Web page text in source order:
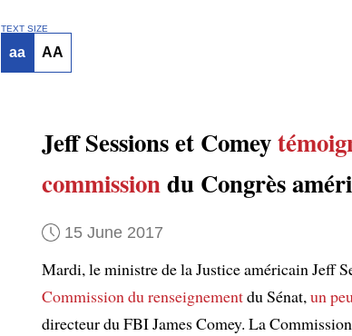
TEXT SIZE
aa AA
Jeff Sessions et Comey
commissiondu Congrès
15 June 2017
Mardi, le ministre de la Justice américain Jeff
Commission du renseignementdu Sénat,un
directeur du FBI James Comey. La